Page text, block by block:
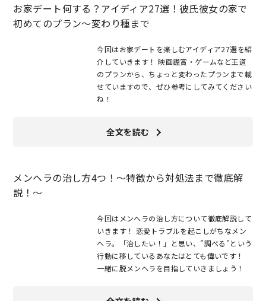
お家デート何する？アイディア27選！彼氏彼女の家で
初めてのプラン～変わり種まで
今回はお家デートを楽しむアイディア27選を紹
介していきます！ 映画鑑賞・ゲームなど王道
のプランから、ちょっと変わったプランまで載
せていますので、ぜひ参考にしてみてください
ね！
全文を読む
メンヘラの治し方4つ！〜特徴から対処法まで徹底解
説！～
今回はメンヘラの治し方について徹底解説して
いきます！ 恋愛トラブルを起こしがちなメン
ヘラ。「治したい！」と思い、”調べる”という
行動に移しているあなたはとても偉いです！
一緒に脱メンヘラを目指していきましょう！